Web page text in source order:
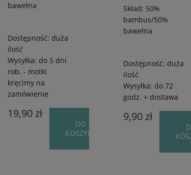
bawełna
Dostępność: duża
ilość
Wysyłka: do 5 dni
rob. - motki
kręcimy na
zamówienie
19,90 zł
DO
KOSZYKA
Skład: 50%
bambus/50%
bawełna
Dostępność: duża
ilość
Wysyłka: do 72
godz. + dostawa
9,90 zł